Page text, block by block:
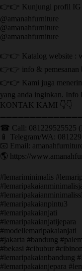
👉👉 Kunjungi profil IG
@amanahfurniture
@amanahfurniture
@amanahfurniture
👉👉 Katalog website :
👉👉 info & pemesanan
👉👉 Kami juga
yang anda inginkan. Info
KONTAK KAMI 👇👇
☎ Call: 081229525525
📱 Telegram/WA:
📧 Email:
🌎 https://
#lemariminimalis
#lemaripakaianpintu3
#lemaripakaianjati
#lemaripakaianjatijepara
#modellemaripakaianjati
#jakarta #bandung
#bekasi #cibubur
#lemaripakaianbandung
#lemaripakaianjepara